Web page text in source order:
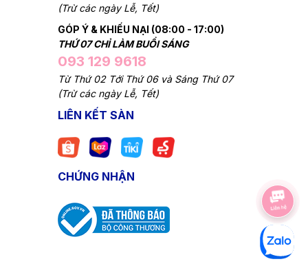
(Trừ các ngày Lễ, Tết)
GÓP Ý & KHIẾU NẠI (08:00 - 17:00)
THỨ 07 CHỈ LÀM BUỔI SÁNG
093 129 9618
Từ Thứ 02 Tới Thứ 06 và Sáng Thứ 07
(Trừ các ngày Lễ, Tết)
LIÊN KẾT SÀN
CHỨNG NHẬN